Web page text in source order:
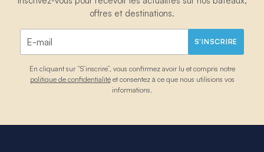
offres et destinations.
S'INSCRIRE
En cliquant sur “S’inscrire”, vous confirmez avoir lu et compris notre
politique de confidentialitéet consentez à ce que nous utilisions vos
informations.